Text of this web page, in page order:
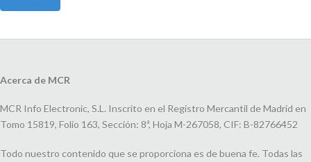
Acerca de MCR
MCR Info Electronic, S.L. Inscrito en el Registro Mercantil de Madrid en
Tomo 15819, Folio 163, Sección: 8ª, Hoja M-267058, CIF: B-82766452
Todo nuestro contenido que se proporciona es de buena fe. Todas las